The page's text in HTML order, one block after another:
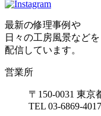
最新の修理事例や
日々の工房風景などを
配信しています。
営業所
〒150-0031 東京
TEL 03-6869-4017